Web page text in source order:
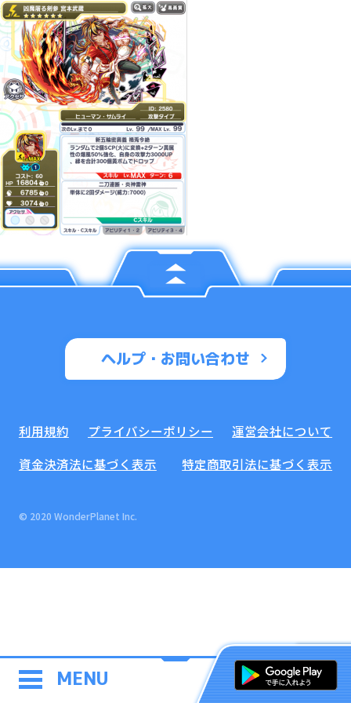
MENU
ヘルプ・お問い合わせ
利用規約 プライバシーポリシー
運営会社について
資金決済法に基づく表示
特定商取引法に基づく表示
© 2020 WonderPlanet Inc.